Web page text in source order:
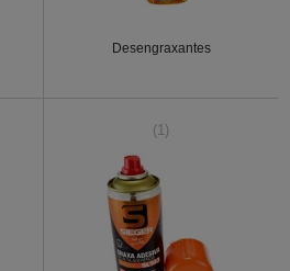
Desengraxantes
(1)